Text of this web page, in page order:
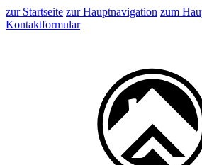
zur Startseite zur Hauptnavigation zum
Kontaktformular